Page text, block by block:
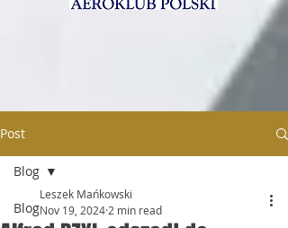
Post
Blog
Blog
Leszek Mańkowski
Nov 19, 2024 2 min read